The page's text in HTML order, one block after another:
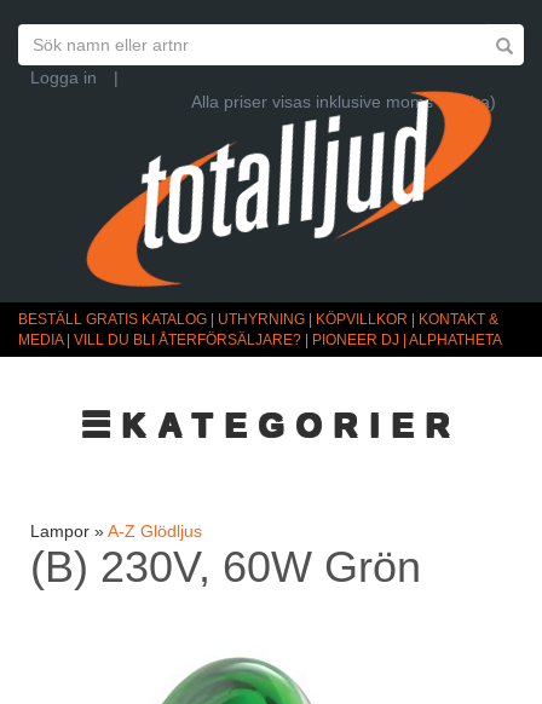
Logga in
|
Alla priser visas inklusive moms (Ändra)
BESTÄLL GRATIS KATALOG UTHYRNING KÖPVILLKOR
KONTAKT &
MEDIA| VILL DU BLI ÅTERFÖRSÄLJARE? PIONEER DJ | ALPHATHETA
☰KATEGORIER
Lampor »A-Z Glödljus
(B) 230V, 60W Grön